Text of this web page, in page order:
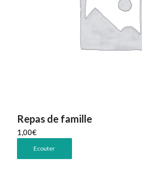
Repas de famille
1,00€
Ecouter